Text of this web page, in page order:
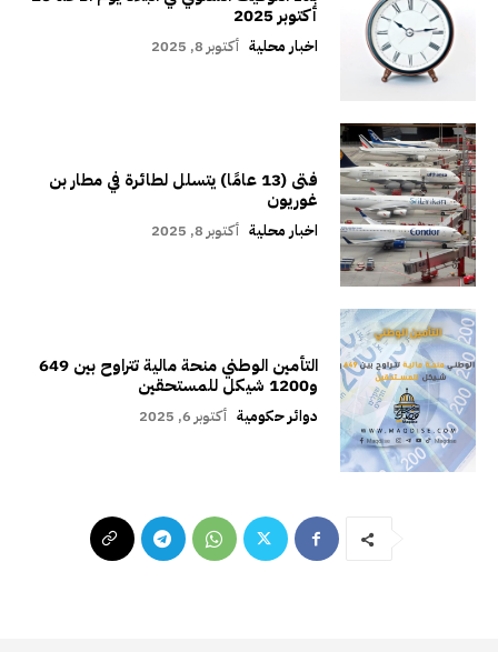
أكتوبر 2025
اخبار محلية أكتوبر 8, 2025
فتى (13 عامًا) يتسلل لطائرة في مطار بن
غوريون
اخبار محلية أكتوبر 8, 2025
التأمين الوطني منحة مالية تتراوح بين 649
و1200 شيكل للمستحقين
دوائر حكومية أكتوبر 6, 2025